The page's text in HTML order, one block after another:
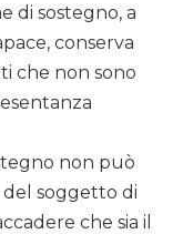
di sostegno, a
conserva
che non sono
non può
soggetto di
che sia il